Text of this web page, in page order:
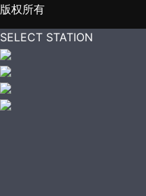
版权所有
SELECT STATION